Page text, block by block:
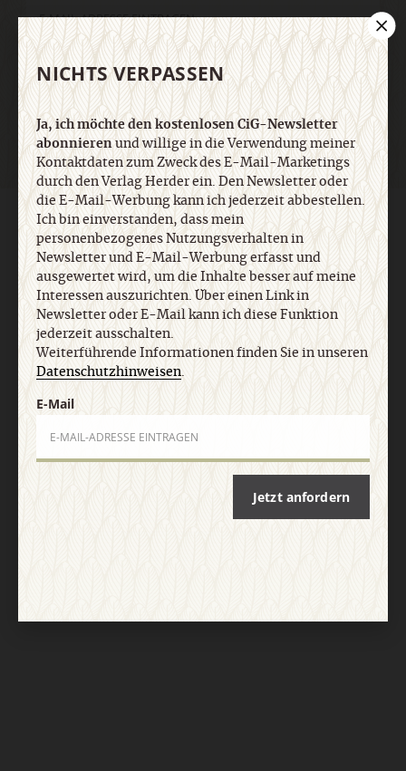
Jetzt anmelden
AGB und Widerrufsbelehrung Datenschutz
Barrierefreiheit
Impressum
Vertrag widerrufen Abo online kündigen
Nach oben
NICHTS VERPASSEN
Ja, ich möchte den kostenlosen CiG-Newsletter
abonnierenund willige in die Verwendung meiner
Kontaktdaten zum Zweck des E-Mail-Marketings
durch den Verlag Herder ein. Den Newsletter oder
die E-Mail-Werbung kann ich jederzeit abbestellen.
Ich bin einverstanden, dass mein
personenbezogenes Nutzungsverhalten in
Newsletter und E-Mail-Werbung erfasst und
ausgewertet wird, um die Inhalte besser auf meine
Interessen auszurichten. Über einen Link in
Newsletter oder E-Mail kann ich diese Funktion
jederzeit ausschalten.
Weiterführende Informationen finden Sie in unseren
Datenschutzhinweisen.
E-Mail
Jetzt anfordern